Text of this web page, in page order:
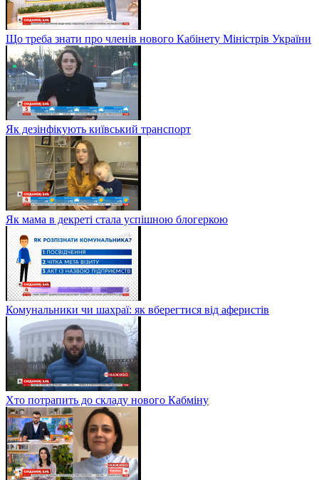
Що треба знати про членів нового Кабінету Міністрів України
Як дезінфікують київський транспорт
Як мама в декреті стала успішною блогеркою
Комунальники чи шахраї: як вберегтися від аферистів
Хто потрапить до складу нового Кабміну